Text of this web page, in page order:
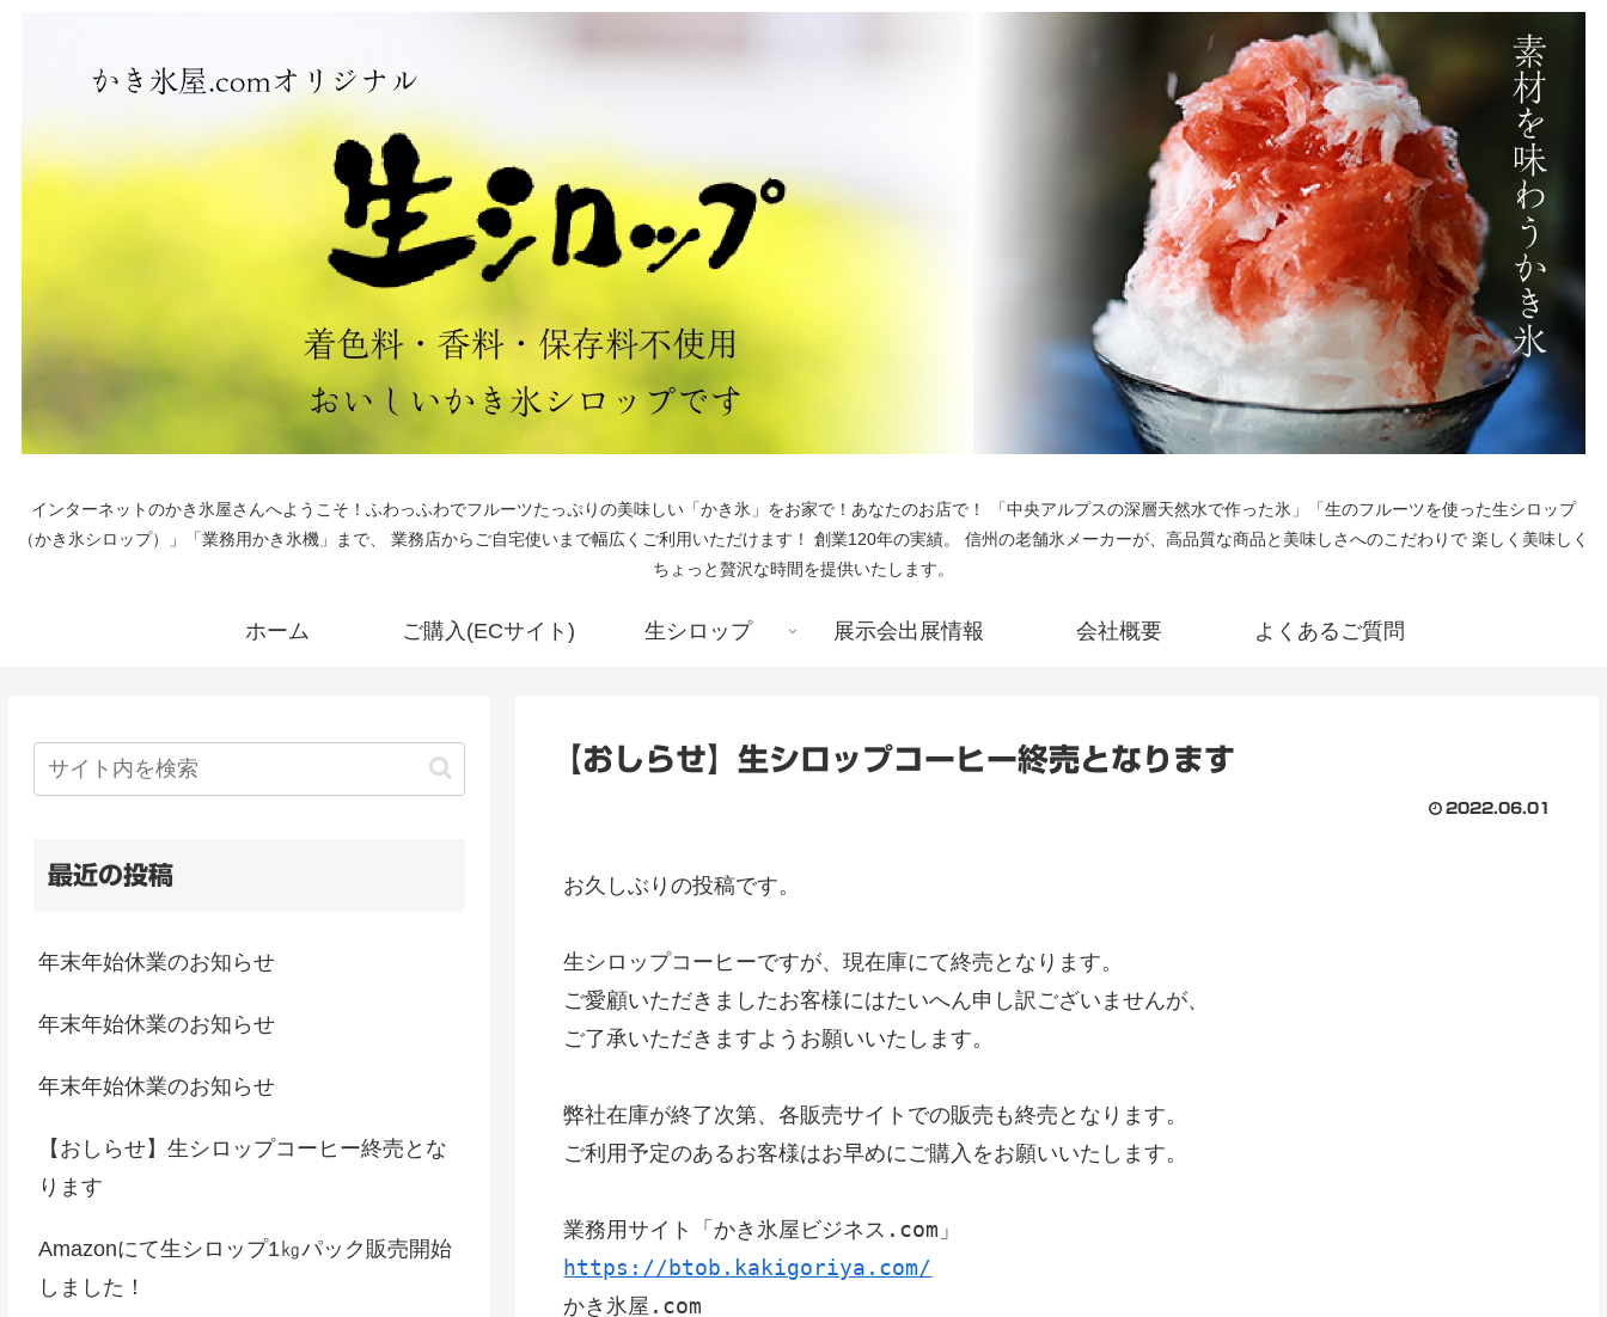
インターネットのかき氷屋さんへようこそ！ふわっふわでフルーツたっぷりの美味しい「かき氷」をお家で！あなたのお店で！ 「中央アルプスの深層天然水で作った氷」「生のフルーツを使った生シロップ
（かき氷シロップ）」「業務用かき氷機」まで、 業務店からご自宅使いまで幅広くご利用いただけます！ 創業120年の実績。 信州の老舗氷メーカーが、高品質な商品と美味しさへのこだわりで 楽しく美味しく
ちょっと贅沢な時間を提供いたします。
ホーム ご購入(ECサイト) 生シロップ 展示会出展情報 会社概要 よくあるご質問
【おしらせ】生シロップコーヒー終売となります
2022.06.01
お久しぶりの投稿です。
生シロップコーヒーですが、現在庫にて終売となります。
ご愛顧いただきましたお客様にはたいへん申し訳ございませんが、
ご了承いただきますようお願いいたします。
弊社在庫が終了次第、各販売サイトでの販売も終売となります。
ご利用予定のあるお客様はお早めにご購入をお願いいたします。
業務用サイト「かき氷屋ビジネス.com」
https://btob.kakigoriya.com/
かき氷屋.com
最近の投稿
年末年始休業のお知らせ
年末年始休業のお知らせ
年末年始休業のお知らせ
【おしらせ】生シロップコーヒー終売とな
ります
Amazonにて生シロップ1㎏パック販売開始
しました！